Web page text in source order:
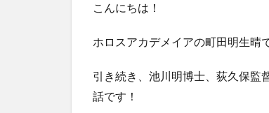
こんにちは！
ホロスアカデメイアの町田明生晴
引き続き、池川明博士、荻久保監
話です！